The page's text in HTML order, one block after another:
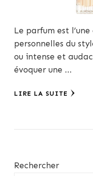
Le parfum est l’une
personnelles du
ou intense et
évoquer une …
LIRE LA SUITE
Rechercher